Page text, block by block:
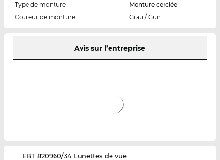
Type de monture
Monture cerclée
Couleur de monture
Grau / Gun
Avis sur l’entreprise
‌EBT 820960/34 Lunettes de vue